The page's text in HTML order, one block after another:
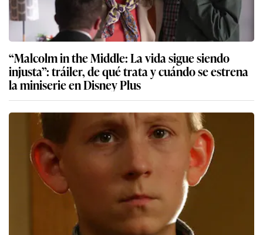
“Malcolm in the Middle: La vida sigue siendo
injusta”: tráiler, de qué trata y cuándo se estrena
la miniserie en Disney Plus